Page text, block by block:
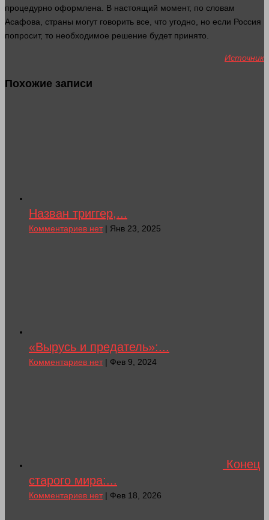
процедурно оформлена. В настоящий момент, по словам
Асафова, страны могут говорить все, что угодно, но если Россия
попросит, то необходимое решение будет принято.
Источник
Похожие записи
Назван триггер,...
Комментариев нет| Янв 23, 2025
«Вырусь и предатель»:...
Комментариев нет| Фев 9, 2024
Конец
старого мира:...
Комментариев нет| Фев 18, 2026